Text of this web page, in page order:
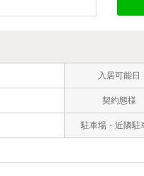
入居可能日
契約態様
駐車場・近隣駐